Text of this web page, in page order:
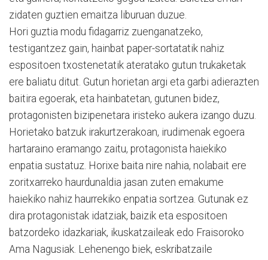
zidaten guztien emaitza liburuan duzue.
Hori guztia modu fidagarriz zuenganatzeko,
testigantzez gain, hainbat paper-sortatatik nahiz
espositoen txostenetatik ateratako gutun trukaketak
ere baliatu ditut. Gutun horietan argi eta garbi adierazten
baitira egoerak, eta hainbatetan, gutunen bidez,
protagonisten bizipenetara iristeko aukera izango duzu.
Horietako batzuk irakurtzerakoan, irudimenak egoera
hartaraino eramango zaitu, protagonista haiekiko
enpatia sustatuz. Horixe baita nire nahia, nolabait ere
zoritxarreko haurdunaldia jasan zuten emakume
haiekiko nahiz haurrekiko enpatia sortzea. Gutunak ez
dira protagonistak idatziak, baizik eta espositoen
batzordeko idazkariak, ikuskatzaileak edo Fraisoroko
Ama Nagusiak. Lehenengo biek, eskribatzaile